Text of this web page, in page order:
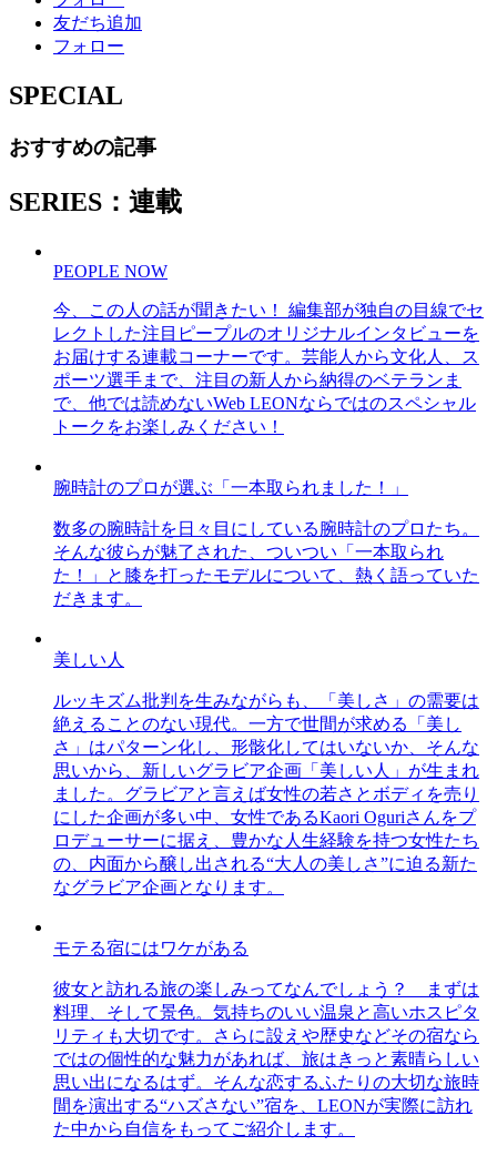
友だち追加
フォロー
SPECIAL
おすすめの記事
SERIES：連載
PEOPLE NOW
今、この人の話が聞きたい！ 編集部が独自の目線でセ
レクトした注目ピープルのオリジナルインタビューを
お届けする連載コーナーです。芸能人から文化人、ス
ポーツ選手まで、注目の新人から納得のベテランま
で、他では読めないWeb LEONならではのスペシャル
トークをお楽しみください！
腕時計のプロが選ぶ「一本取られました！」
数多の腕時計を日々目にしている腕時計のプロたち。
そんな彼らが魅了された、ついつい「一本取られ
た！」と膝を打ったモデルについて、熱く語っていた
だきます。
美しい人
ルッキズム批判を生みながらも、「美しさ」の需要は
絶えることのない現代。一方で世間が求める「美し
さ」はパターン化し、形骸化してはいないか、そんな
思いから、新しいグラビア企画「美しい人」が生まれ
ました。グラビアと言えば女性の若さとボディを売り
にした企画が多い中、女性であるKaori Oguriさんをプ
ロデューサーに据え、豊かな人生経験を持つ女性たち
の、内面から醸し出される“大人の美しさ”に迫る新た
なグラビア企画となります。
モテる宿にはワケがある
彼女と訪れる旅の楽しみってなんでしょう？ まずは
料理、そして景色。気持ちのいい温泉と高いホスピタ
リティも大切です。さらに設えや歴史などその宿なら
ではの個性的な魅力があれば、旅はきっと素晴らしい
思い出になるはず。そんな恋するふたりの大切な旅時
間を演出する“ハズさない”宿を、LEONが実際に訪れ
た中から自信をもってご紹介します。